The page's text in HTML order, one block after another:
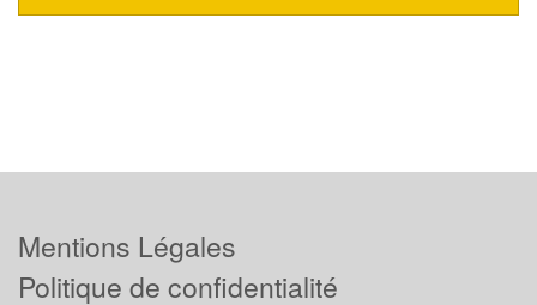
Mentions Légales
Politique de confidentialité